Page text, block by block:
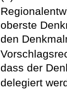
oberste
den
dass der
delegiert